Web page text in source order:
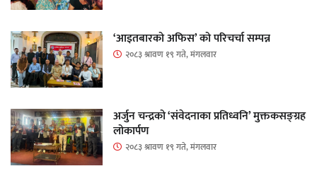
‘आइतबारको अफिस’ को परिचर्चा सम्पन्न
२०८३ श्रावण १९ गते, मंगलवार
अर्जुन चन्द्रको ‘संवेदनाका प्रतिध्वनि’ मुक्तकसङ्ग्रह
लोकार्पण
२०८३ श्रावण १९ गते, मंगलवार